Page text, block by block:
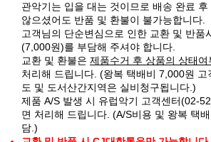
관악기는 입을 대는 것이므로 배송 완료
않으셨어도 반품 및 환불이 불가능합니다.
고객님의 단순변심으로 인한 교환 및 반품
(7,000원)를 부담해 주셔야 합니다.
교환 및 환불은 제품수거 후 상품의 상태여
처리해 드립니다. (왕복 택배비 7,000원 고
도 및 도서산간지역은 실비청구됩니다.)
제품 A/S 발생 시 유럽악기 고객센터(02-
면 처리해 드립니다. (A/S비용 및 왕복 택
담.)